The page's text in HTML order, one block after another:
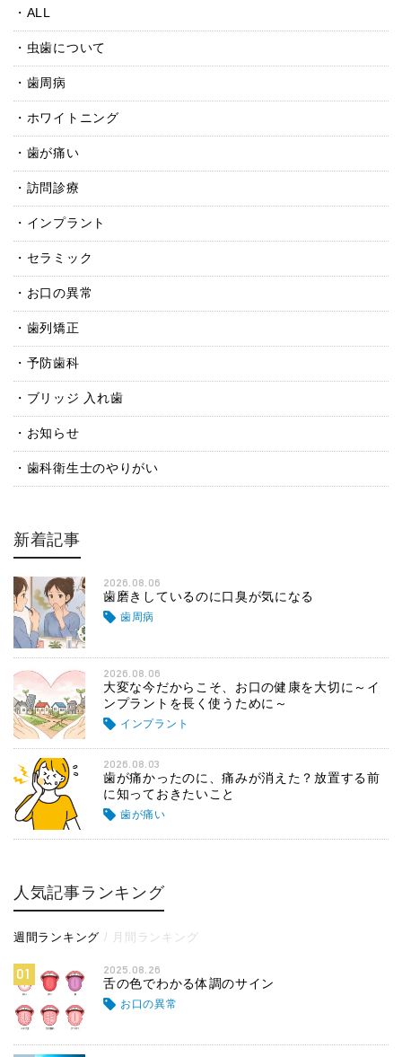
ALL
虫歯について
歯周病
ホワイトニング
歯が痛い
訪問診療
インプラント
セラミック
お口の異常
歯列矯正
予防歯科
ブリッジ 入れ歯
お知らせ
歯科衛生士のやりがい
新着記事
2026.08.06
歯磨きしているのに口臭が気になる
歯周病
2026.08.06
大変な今だからこそ、お口の健康を大切に～イ
ンプラントを長く使うために～
インプラント
2026.08.03
歯が痛かったのに、痛みが消えた？放置する前
に知っておきたいこと
歯が痛い
人気記事ランキング
週間ランキング 月間ランキング
01 2025.08.26
舌の色でわかる体調のサイン
お口の異常